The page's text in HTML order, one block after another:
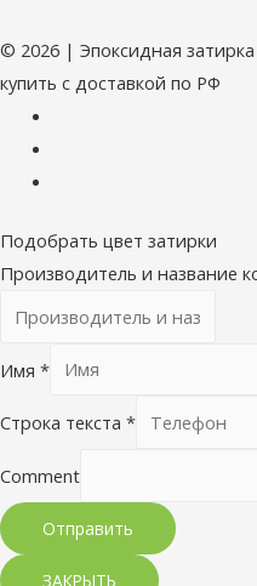
© 2026 | Эпоксидная
купить с доставкой по РФ
Подобрать цвет затирки
Производитель и название
Имя *
Строка текста *
Comment
Отправить
ЗАКРЫТЬ